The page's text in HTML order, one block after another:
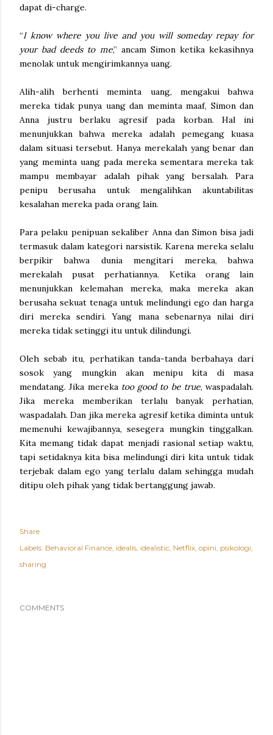
dapat di-charge.
“I know where you live and you will someday repay for
your bad deeds to me,” ancam Simon ketika kekasihnya
menolak untuk mengirimkannya uang.
Alih-alih berhenti meminta uang, mengakui bahwa
mereka tidak punya uang dan meminta maaf, Simon dan
Anna justru berlaku agresif pada korban. Hal ini
menunjukkan bahwa mereka adalah pemegang kuasa
dalam situasi tersebut. Hanya merekalah yang benar dan
yang meminta uang pada mereka sementara mereka tak
mampu membayar adalah pihak yang bersalah. Para
penipu berusaha untuk mengalihkan akuntabilitas
kesalahan mereka pada orang lain.
Para pelaku penipuan sekaliber Anna dan Simon bisa jadi
termasuk dalam kategori narsistik. Karena mereka selalu
berpikir bahwa dunia mengitari mereka, bahwa
merekalah pusat perhatiannya. Ketika orang lain
menunjukkan kelemahan mereka, maka mereka akan
berusaha sekuat tenaga untuk melindungi ego dan harga
diri mereka sendiri. Yang mana sebenarnya nilai diri
mereka tidak setinggi itu untuk dilindungi.
Oleh sebab itu, perhatikan tanda-tanda berbahaya dari
sosok yang mungkin akan menipu kita di masa
mendatang. Jika mereka too good to be true, waspadalah.
Jika mereka memberikan terlalu banyak perhatian,
waspadalah. Dan jika mereka agresif ketika diminta untuk
memenuhi kewajibannya, sesegera mungkin tinggalkan.
Kita memang tidak dapat menjadi rasional setiap waktu,
tapi setidaknya kita bisa melindungi diri kita untuk tidak
terjebak dalam ego yang terlalu dalam sehingga mudah
ditipu oleh pihak yang tidak bertanggung jawab.
Share
Labels: Behavioral Finance idealis idealistic Netflix opini psikologi
sharing
COMMENTS